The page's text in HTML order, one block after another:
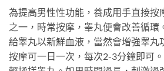
為提高男性性功能，養成用手直接按
之一，時常按摩，睾丸便會改善循環
給睾丸以新鮮血液，當然會增強睾丸
按摩可一日一次，每次2-3分鐘即可